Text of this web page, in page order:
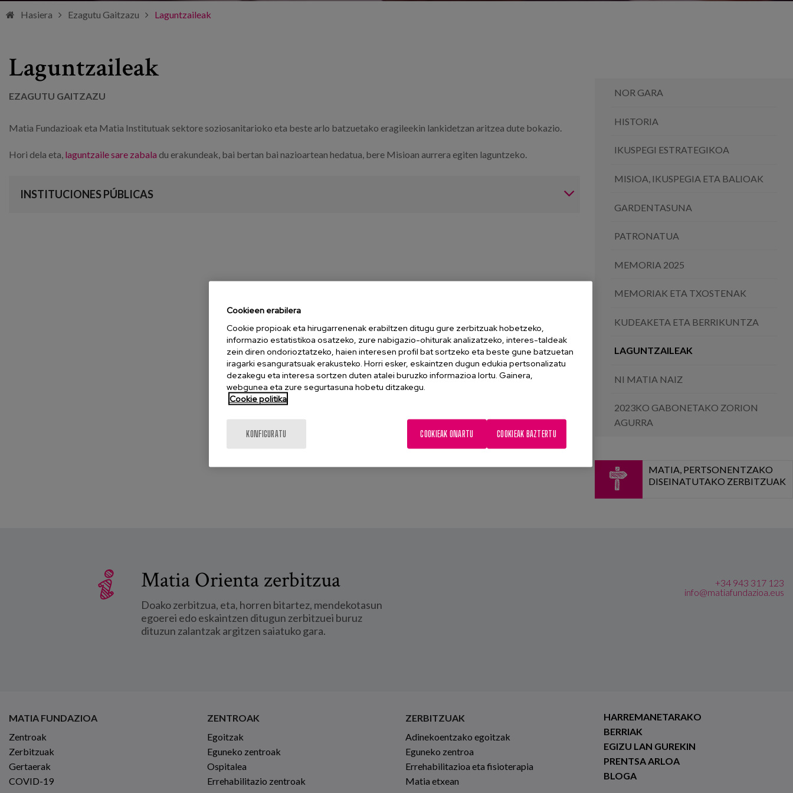
Hasiera Ezagutu Gaitzazu Laguntzaileak
Laguntzaileak
EZAGUTU GAITZAZU
Matia Fundazioak eta Matia Institutuak sektore soziosanitarioko eta beste arlo batzuetako eragileekin lankidetzan aritzea dute bokazio.
Hori dela eta, laguntzaile sare zabala du erakundeak, bai bertan bai nazioartean hedatua, bere Misioan aurrera egiten laguntzeko.
INSTITUCIONES PÚBLICAS
NOR GARA
HISTORIA
IKUSPEGI ESTRATEGIKOA
MISIOA, IKUSPEGIA ETA BALIOAK
GARDENTASUNA
PATRONATUA
MEMORIA 2025
MEMORIAK ETA TXOSTENAK
KUDEAKETA ETA BERRIKUNTZA
LAGUNTZAILEAK
NI MATIA NAIZ
2023KO GABONETAKO ZORION
AGURRA
MATIA, PERTSONENTZAKO
DISEINATUTAKO ZERBITZUAK
Matia Orienta zerbitzua
Doako zerbitzua, eta, horren bitartez, mendekotasun
egoerei edo eskaintzen ditugun zerbitzuei buruz
dituzun zalantzak argitzen saiatuko gara.
+34 943 317 123
info@matiafundazioa.eus
MATIA FUNDAZIOA
Zentroak
Zerbitzuak
Gertaerak
COVID-19
ZENTROAK
Egoitzak
Eguneko zentroak
Ospitalea
Errehabilitazio zentroak
ZERBITZUAK
Adinekoentzako egoitzak
Eguneko zentroa
Errehabilitazioa eta fisioterapia
Matia etxean
HARREMANETARAKO
BERRIAK
EGIZU LAN GUREKIN
PRENTSA ARLOA
BLOGA
Cookieen erabilera
Cookie propioak eta hirugarrenenak erabiltzen ditugu gure zerbitzuak hobetzeko,
informazio estatistikoa osatzeko, zure nabigazio-ohiturak analizatzeko, interes-taldeak
zein diren ondorioztatzeko, haien interesen profil bat sortzeko eta beste gune batzuetan
iragarki esanguratsuak erakusteko. Horri esker, eskaintzen dugun edukia pertsonalizatu
dezakegu eta interesa sortzen duten atalei buruzko informazioa lortu. Gainera,
webgunea eta zure segurtasuna hobetu ditzakegu.
Cookie politika
KONFIGURATU COOKIEAK BAZTERTU
COOKIEAK ONARTU